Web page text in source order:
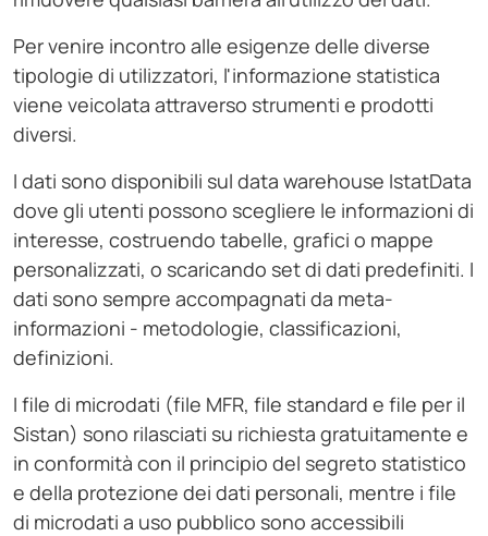
Per venire incontro alle esigenze delle diverse
tipologie di utilizzatori, l'informazione statistica
viene veicolata attraverso strumenti e prodotti
diversi.
I dati sono disponibili sul data warehouse IstatData
dove gli utenti possono scegliere le informazioni di
interesse, costruendo tabelle, grafici o mappe
personalizzati, o scaricando set di dati predefiniti. I
dati sono sempre accompagnati da meta-
informazioni - metodologie, classificazioni,
definizioni.
I file di microdati (file MFR, file standard e file per il
Sistan) sono rilasciati su richiesta gratuitamente e
in conformità con il principio del segreto statistico
e della protezione dei dati personali, mentre i file
di microdati a uso pubblico sono accessibili